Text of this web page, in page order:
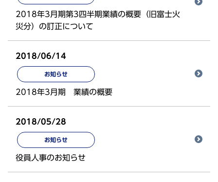
2018年3月期第3四半期業績の概要（旧富士火
災分）の訂正について
2018/06/14
お知らせ
2018年3月期 業績の概要
2018/05/28
お知らせ
役員人事のお知らせ